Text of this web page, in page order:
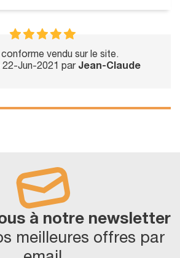
vendu sur le site.
22-Jun-2021 par Jean-Claude
à notre newsletter
meilleures offres par